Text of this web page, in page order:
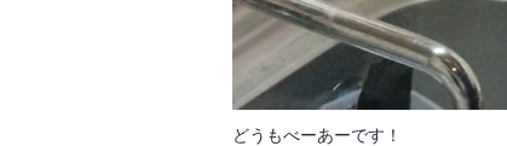
どうもべーあーです！